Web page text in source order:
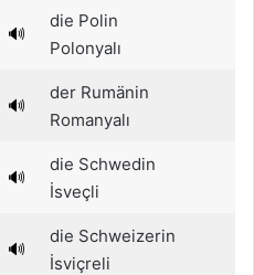
🔊
die Polin
Polonyalı
🔊
der Rumänin
Romanyalı
🔊
die Schwedin
İsveçli
🔊
die Schweizerin
İsviçreli